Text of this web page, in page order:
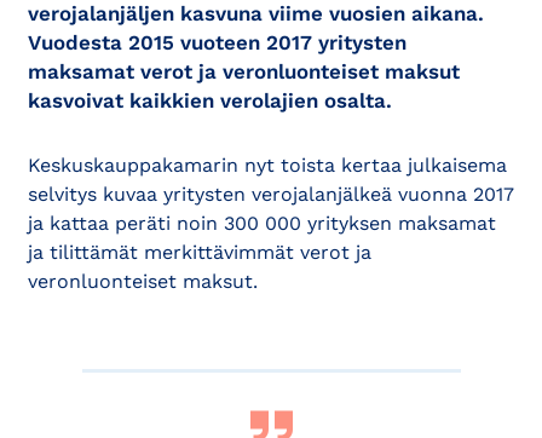
verojalanjäljen kasvuna viime vuosien aikana.
Vuodesta 2015 vuoteen 2017 yritysten
maksamat verot ja veronluonteiset maksut
kasvoivat kaikkien verolajien osalta.
Keskuskauppakamarin nyt toista kertaa julkaisema
selvitys kuvaa yritysten verojalanjälkeä vuonna 2017
ja kattaa peräti noin 300 000 yrityksen maksamat
ja tilittämät merkittävimmät verot ja
veronluonteiset maksut.